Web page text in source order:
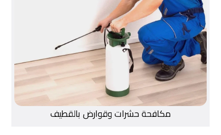
مكافحة حشرات وقوارض بالقطيف